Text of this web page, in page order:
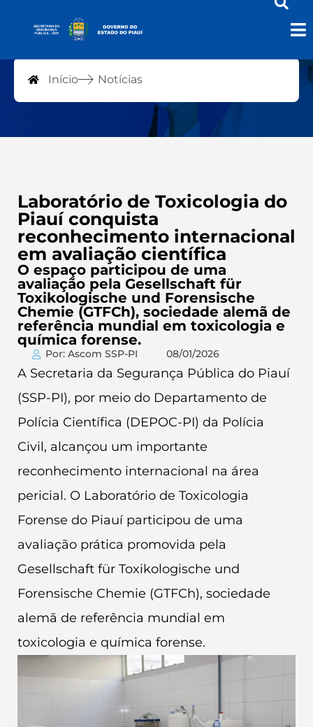
Notícias
Início Notícias
Laboratório de Toxicologia do
Piauí conquista
reconhecimento internacional
em avaliação científica
O espaço participou de uma
avaliação pela Gesellschaft für
Toxikologische und Forensische
Chemie (GTFCh), sociedade alemã de
referência mundial em toxicologia e
química forense.
Por: Ascom SSP-PI 08/01/2026
A Secretaria da Segurança Pública do Piauí
(SSP-PI), por meio do Departamento de
Polícia Científica (DEPOC-PI) da Polícia
Civil, alcançou um importante
reconhecimento internacional na área
pericial. O Laboratório de Toxicologia
Forense do Piauí participou de uma
avaliação prática promovida pela
Gesellschaft für Toxikologische und
Forensische Chemie (GTFCh), sociedade
alemã de referência mundial em
toxicologia e química forense.